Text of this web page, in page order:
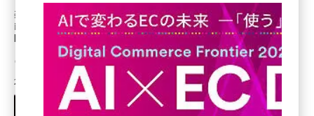
アスクル (1118)
base (1071)
ビィ・フォアード (773)
revico (739)
楽天グループは、冷凍食品の販売を強化する。自社運営する「楽天市場」内の
直営店舗直営店舗「Rakutenグルメ館」で、食品開発の知見を持つ企業・専
門店と共同開発した食品を拡充していく。
[執筆]
2025年3月27日 6:30